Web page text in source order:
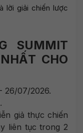
lời giải chiến lược
SUMMIT
CHO
26/07/2026.
giả thực chiến
liên tục trong 2